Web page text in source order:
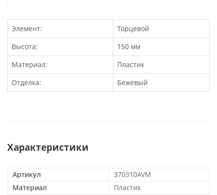
Элемент:
Торцевой
Высота:
150 мм
Материал:
Пластик
Отделка:
Бежевый
Характеристики
Артикул
370310AVM
Материал
Пластик